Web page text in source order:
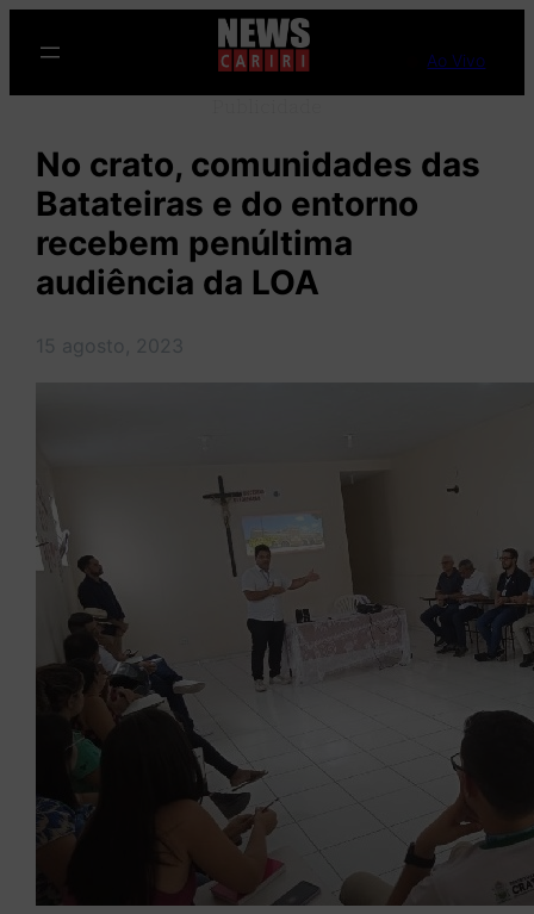
para
o
Ao Vivo
No crato, comunidades das
Batateiras e do entorno
recebem penúltima
audiência da LOA
15 agosto, 2023